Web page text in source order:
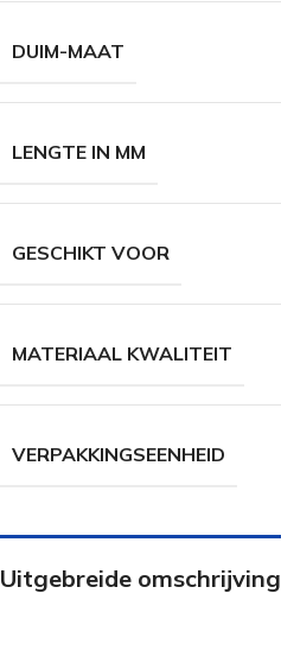
DUIM-MAAT
LENGTE IN MM
GESCHIKT VOOR
MATERIAAL KWALITEIT
VERPAKKINGSEENHEID
Uitgebreide omschrijving